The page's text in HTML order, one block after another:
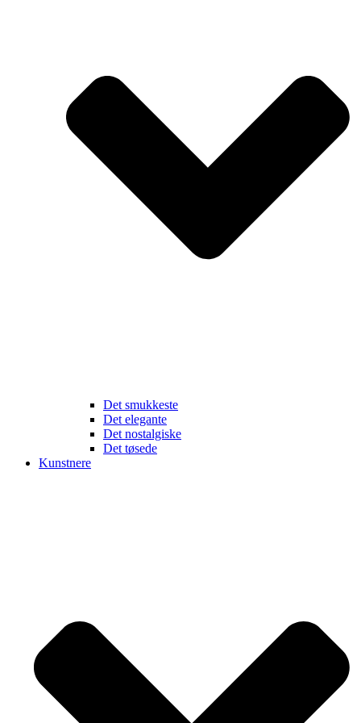
Det smukkeste
Det elegante
Det nostalgiske
Det tøsede
Kunstnere